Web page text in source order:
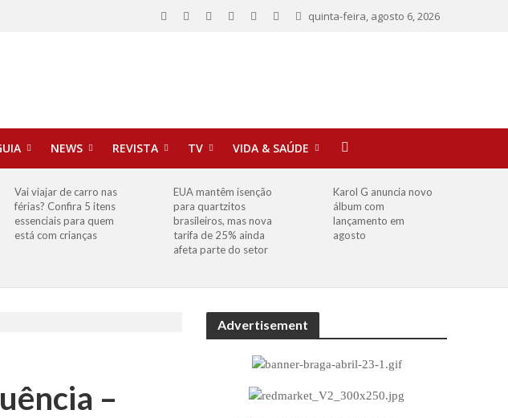
quinta-feira, agosto 6, 2026
NEWS REVISTA TV VIDA & SAÚDE
Vai viajar de carro nas
férias? Confira 5 itens
essenciais para quem
está com crianças
EUA mantêm isenção
para quartzitos
brasileiros, mas nova
tarifa de 25% ainda
afeta parte do setor
Karol G anuncia novo
álbum com
lançamento em
agosto
–
Advertisement